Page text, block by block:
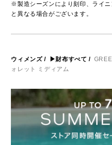
※製造シーズンにより刻印、ライ
と異なる場合がございます。
ウィメンズ/ ▶財布すべて /
ォレット ミディアム